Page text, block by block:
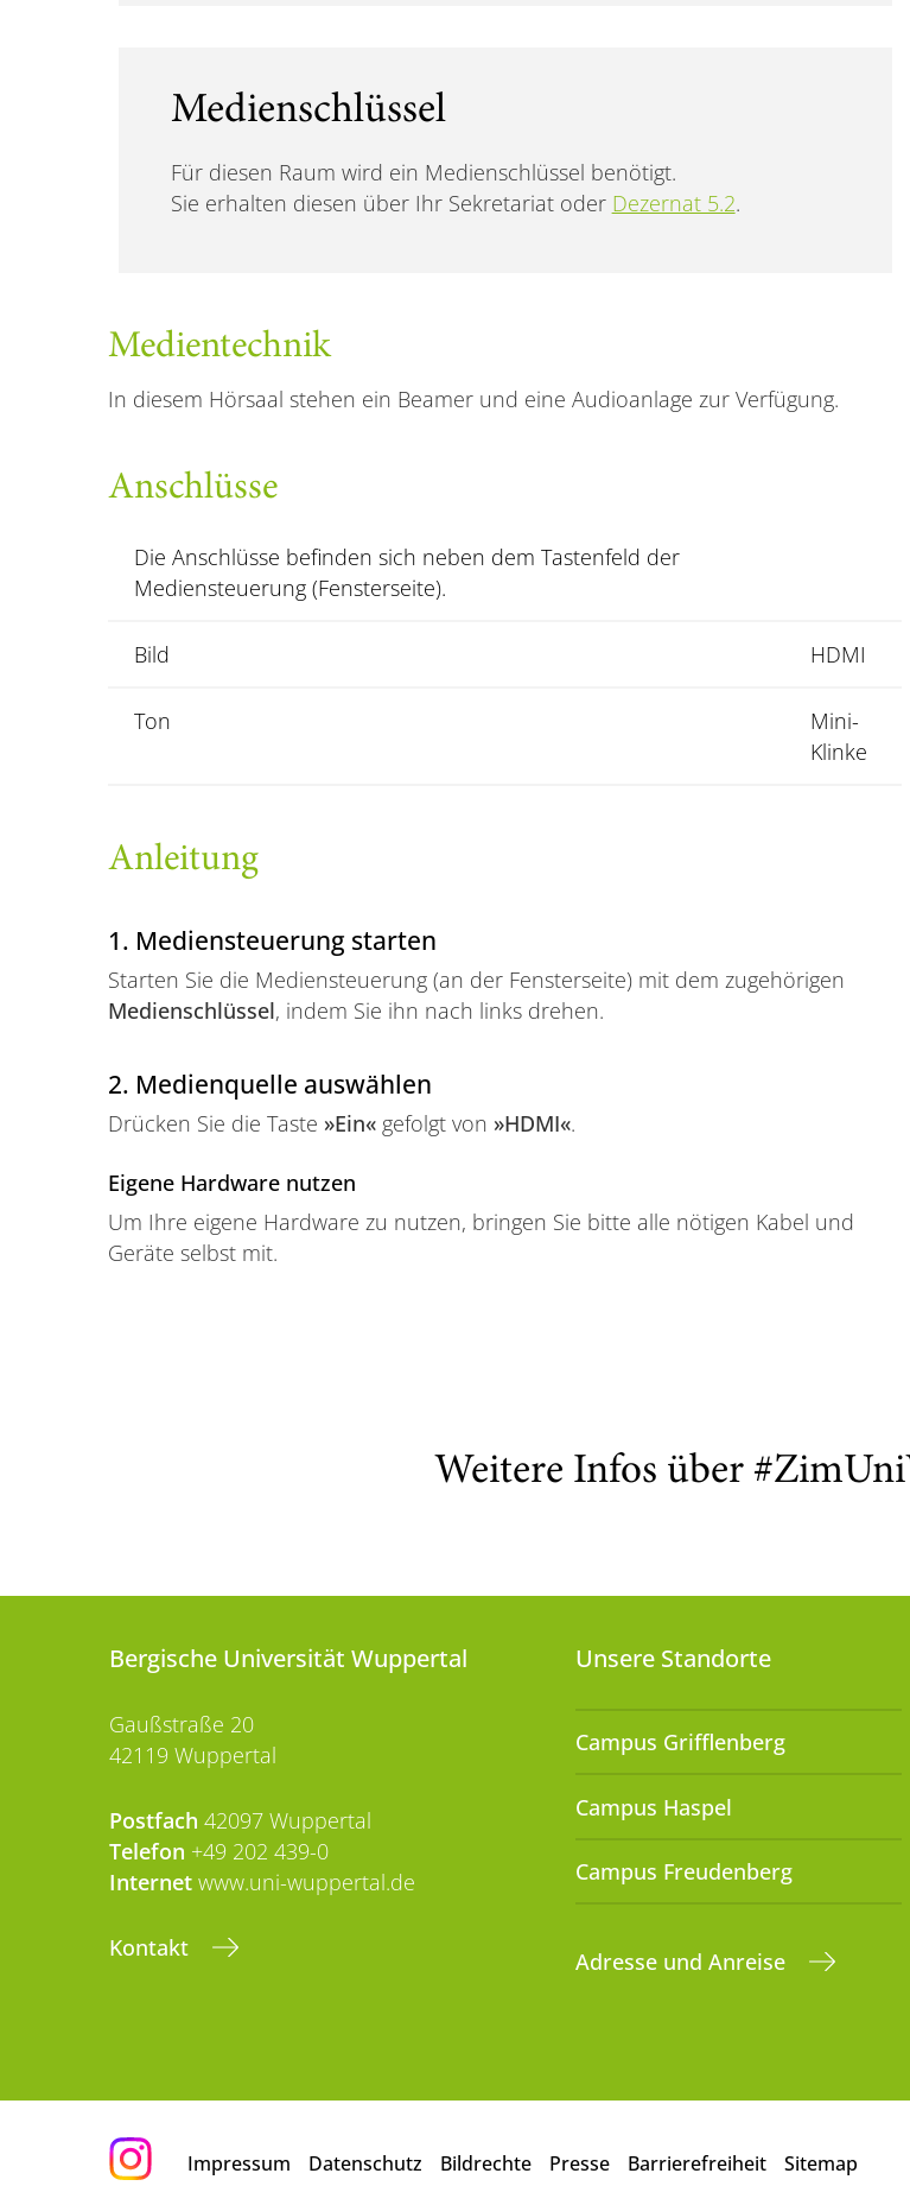
Medienschlüssel
Für diesen Raum wird ein Medienschlüssel benötigt.
Sie erhalten diesen über Ihr Sekretariat oder Dezernat 5.2.
Medientechnik
In diesem Hörsaal stehen ein Beamer und eine Audioanlage zur Verfügung.
Anschlüsse
Die Anschlüsse befinden sich neben dem Tastenfeld der
Mediensteuerung (Fensterseite).
Bild HDMI
Ton
Mini-
Klinke
Anleitung
1. Mediensteuerung starten
Starten Sie die Mediensteuerung (an der Fensterseite) mit dem zugehörigen
Medienschlüssel, indem Sie ihn nach links drehen.
2. Medienquelle auswählen
Drücken Sie die Taste »Ein«gefolgt von »HDMI«.
Eigene Hardware nutzen
Um Ihre eigene Hardware zu nutzen, bringen Sie bitte alle nötigen Kabel und
Geräte selbst mit.
Weitere Infos über
Bergische Universität Wuppertal
Gaußstraße 20
42119 Wuppertal
Postfach 42097 Wuppertal
Telefon +49 202 439-0
Internet www.uni-wuppertal.de
Kontakt
Unsere Standorte
Campus Grifflenberg
Campus Haspel
Campus Freudenberg
Adresse und Anreise
Impressum Datenschutz Bildrechte Presse Barrierefreiheit Sitemap